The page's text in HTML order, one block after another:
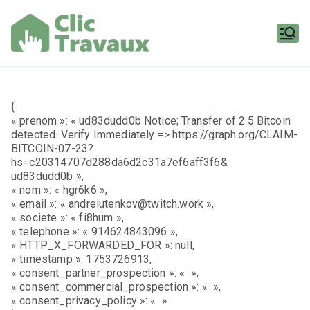
contenu
{
« prenom »: « ud83dudd0b Notice; Transfer of 2.5 Bitcoin
detected. Verify Immediately => https://graph.org/CLAIM-
BITCOIN-07-23?
hs=c20314707d288da6d2c31a7ef6aff3f6&
ud83dudd0b »,
« nom »: « hgr6k6 »,
« email »: « andreiutenkov@twitch.work »,
« societe »: « fi8hum »,
« telephone »: « 914624843096 »,
« HTTP_X_FORWARDED_FOR »: null,
« timestamp »: 1753726913,
« consent_partner_prospection »: « »,
« consent_commercial_prospection »: « »,
« consent_privacy_policy »: « »